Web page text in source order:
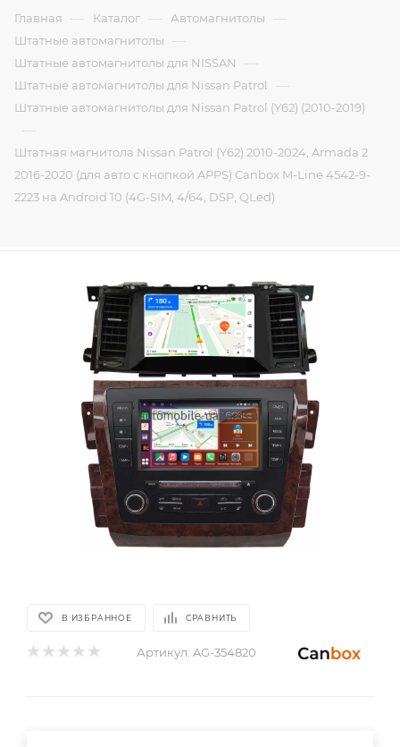
Главная — Каталог — Автомагнитолы —
Штатные автомагнитолы —
Штатные автомагнитолы для NISSAN —
Штатные автомагнитолы для Nissan Patrol —
Штатные автомагнитолы для Nissan Patrol (Y62) (2010-2019)
—
Штатная магнитола Nissan Patrol (Y62) 2010-2024, Armada 2
2016-2020 (для авто с кнопкой APPS) Canbox M-Line 4542-9-
2223 на Android 10 (4G-SIM, 4/64, DSP, QLed)
В ИЗБРАННОЕ СРАВНИТЬ
Артикул: AG-354820